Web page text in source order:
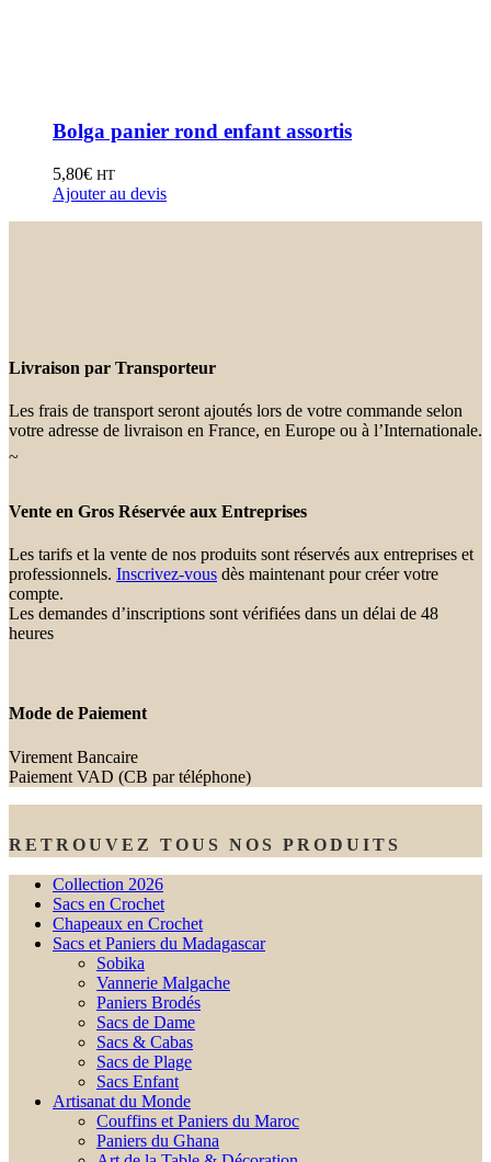
Bolga panier rond enfant assortis
5,80€ HT
Ajouter au devis
Livraison par Transporteur
Les frais de transport seront ajoutés lors de votre commande selon
votre adresse de livraison en France, en Europe ou à l’Internationale.
~
Vente en Gros Réservée aux Entreprises
Les tarifs et la vente de nos produits sont réservés aux entreprises et
professionnels. Inscrivez-vous dès maintenant pour créer votre
compte.
Les demandes d’inscriptions sont vérifiées dans un délai de 48
heures
Mode de Paiement
Virement Bancaire
Paiement VAD (CB par téléphone)
RETROUVEZ TOUS NOS PRODUITS
Collection 2026
Sacs en Crochet
Chapeaux en Crochet
Sacs et Paniers du Madagascar
Sobika
Vannerie Malgache
Paniers Brodés
Sacs de Dame
Sacs & Cabas
Sacs de Plage
Sacs Enfant
Artisanat du Monde
Couffins et Paniers du Maroc
Paniers du Ghana